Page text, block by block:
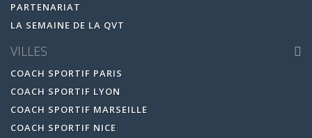
PARTENARIAT
LA SEMAINE DE LA QVT
VILLES
COACH SPORTIF PARIS
COACH SPORTIF LYON
COACH SPORTIF MARSEILLE
COACH SPORTIF NICE